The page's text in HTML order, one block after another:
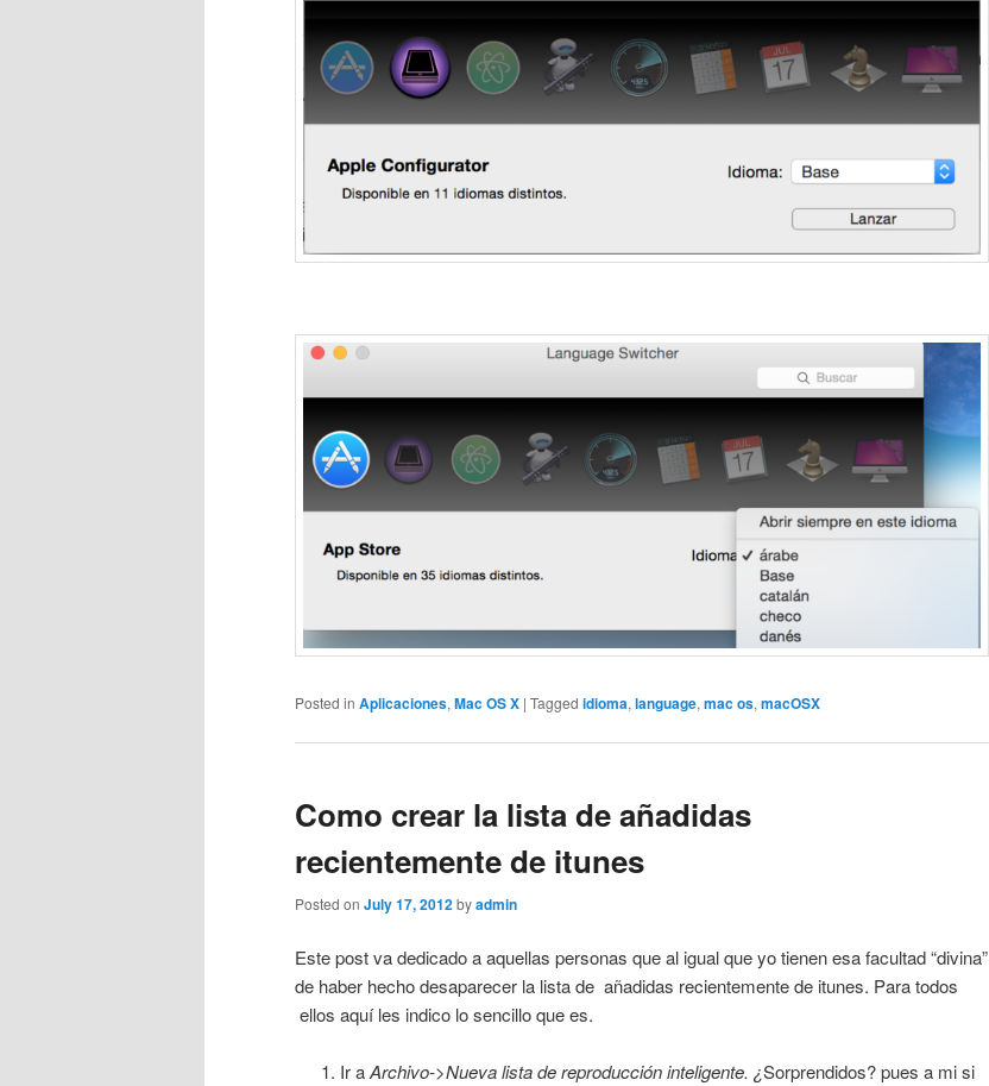
Posted in Aplicaciones, Mac OS X | Tagged idioma, language, mac os, macOSX
Como crear la lista de añadidas
recientemente de itunes
Posted on July 17, 2012byadmin
Este post va dedicado a aquellas personas que al igual que yo tienen esa facultad “divina”
de haber hecho desaparecer la lista de añadidas recientemente de itunes. Para todos
ellos aquí les indico lo sencillo que es.
Ir aArchivo->Nueva lista de reproducción inteligente. ¿Sorprendidos? pues a mi si